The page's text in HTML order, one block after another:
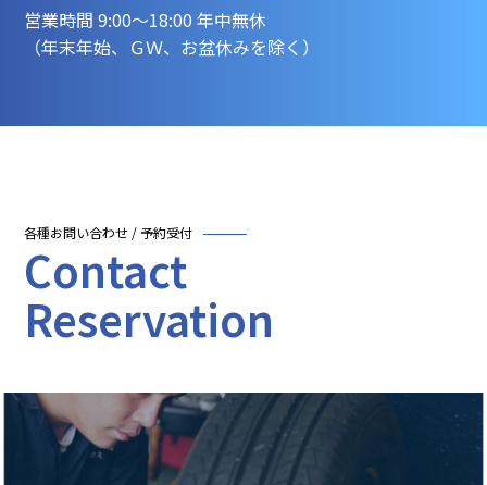
営業時間 9:00～18:00 年中無休
（年末年始、ＧＷ、お盆休みを除く）
各種お問い合わせ / 予約受付
Contact
Reservation